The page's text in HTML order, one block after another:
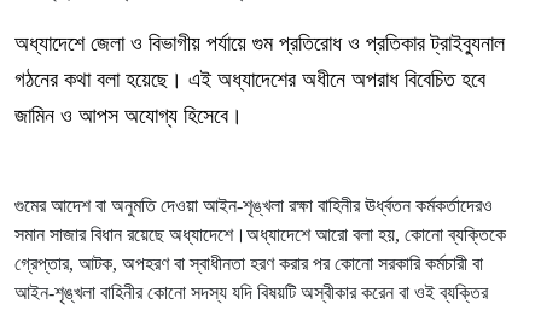
অধ্যাদেশে জেলা ও বিভাগীয় পর্যায়ে গুম প্রতিরোধ ও প্রতিকার ট্রাইব্যুনাল
গঠনের কথা বলা হয়েছে। এই অধ্যাদেশের অধীনে অপরাধ বিবেচিত হবে
জামিন ও আপস অযোগ্য হিসেবে।
গুমের আদেশ বা অনুমতি দেওয়া আইন-শৃঙ্খলা রক্ষা বাহিনীর ঊর্ধ্বতন কর্মকর্তাদেরও
সমান সাজার বিধান রয়েছে অধ্যাদেশে।অধ্যাদেশে আরো বলা হয়, কোনো ব্যক্তিকে
গ্রেপ্তার, আটক, অপহরণ বা স্বাধীনতা হরণ করার পর কোনো সরকারি কর্মচারী বা
আইন-শৃঙ্খলা বাহিনীর কোনো সদস্য যদি বিষয়টি অস্বীকার করেন বা ওই ব্যক্তির